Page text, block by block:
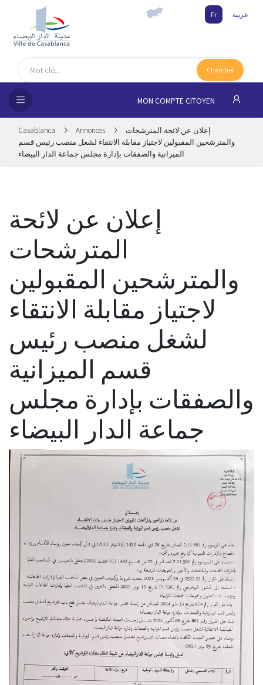
Fr عربية
Chercher
MON COMPTE CITOYEN
Casablanca Annonces
إعلان عن لائحة المترشحات
والمترشحين المقبولين لاجتياز مقابلة الانتقاء لشغل منصب رئيس قسم
الميزانية والصفقات بإدارة مجلس جماعة الدار البيضاء
إعلان عن لائحة
المترشحات
والمترشحين المقبولين
لاجتياز مقابلة الانتقاء
لشغل منصب رئيس
قسم الميزانية
والصفقات بإدارة مجلس
جماعة الدار البيضاء